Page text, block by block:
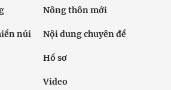
Nông thôn mới
núi Nội dung chuyên đề
Hồ sơ
Video